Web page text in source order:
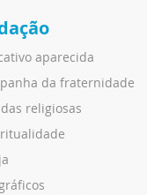
aparecida
da fraternidade
religiosas